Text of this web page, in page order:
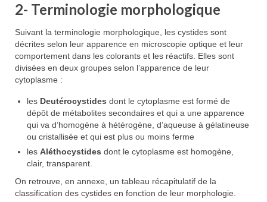
2- Terminologie morphologique
Suivant la terminologie morphologique, les cystides sont
décrites selon leur apparence en microscopie optique et leur
comportement dans les colorants et les réactifs. Elles sont
divisées en deux groupes selon l’apparence de leur
cytoplasme :
les Deutérocystides dont le cytoplasme est formé de
dépôt de métabolites secondaires et qui a une apparence
qui va d’homogène à hétérogène, d’aqueuse à gélatineuse
ou cristallisée et qui est plus ou moins ferme
les Aléthocystides dont le cytoplasme est homogène,
clair, transparent.
On retrouve, en annexe, un tableau récapitulatif de la
classification des cystides en fonction de leur morphologie.